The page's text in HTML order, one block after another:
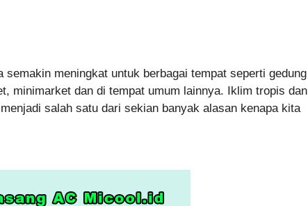
semakin meningkat untuk berbagai tempat seperti gedung
minimarket dan di tempat umum lainnya. Iklim tropis dan
salah satu dari sekian banyak alasan kenapa kita